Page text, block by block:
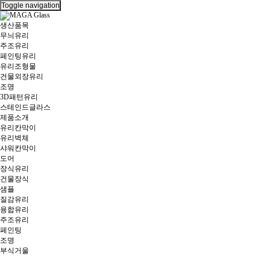
Toggle navigation
생산품목
무늬유리
주조유리
페인팅유리
유리조형물
건물외장유리
조명
3D패턴유리
스테인드글라스
제품소개
유리칸막이
유리벽체
샤워칸막이
도어
장식유리
건물장식
샘플
질감유리
융합유리
주조유리
페인팅
조명
부식거울